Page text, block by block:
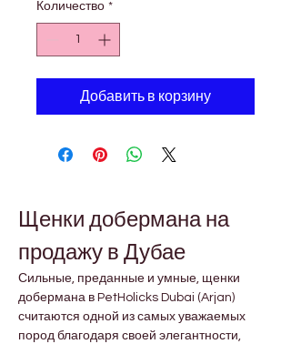
Количество *
Добавить в корзину
Щенки добермана на
продажу в Дубае
Сильные, преданные и умные, щенки
добермана в PetHolicks Dubai (Arjan)
считаются одной из самых уважаемых
пород благодаря своей элегантности,